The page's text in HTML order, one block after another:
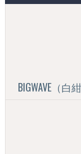
（月
BIGWAVE（